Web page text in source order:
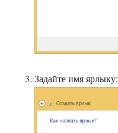
Задайте имя ярлыку: